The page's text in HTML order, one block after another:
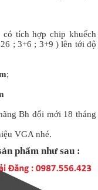
có tích hợp chip khuếch
; 3+6 ; 3+9 ) lên tới độ
;
Bh đổi mới 18 tháng
VGA nhé.
phẩm như sau :